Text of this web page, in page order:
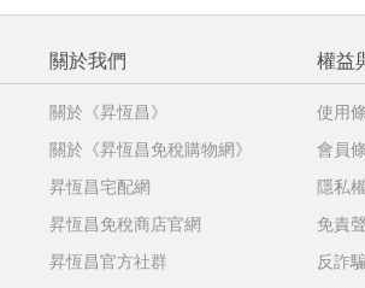
關於我們
關於《昇恆昌》
關於《昇恆昌免稅購物網》
昇恆昌宅配網
昇恆昌免稅商店官網
昇恆昌官方社群
權益
使用
會員
隱私
免責
反詐